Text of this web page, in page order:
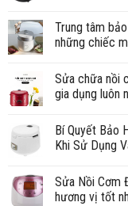
Trung tâm
những chiếc
Sửa chữa nồi
gia dụng luôn
Bí Quyết Bảo
Khi Sử Dụng
Sửa Nồi Cơm
hương vị tốt